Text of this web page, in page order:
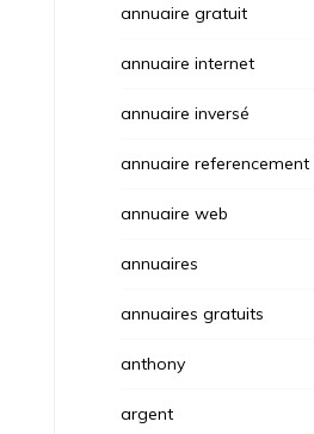
annuaire gratuit
annuaire internet
annuaire inversé
annuaire referencement
annuaire web
annuaires
annuaires gratuits
anthony
argent